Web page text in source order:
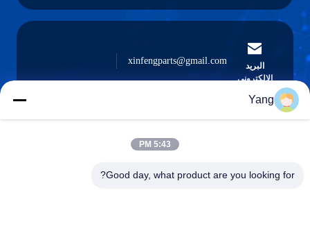
البريد
الإلكتروني
xinfengparts@gmail.com
0086-189-9844-3486
Yang
5:43 PM
Good day, what product are you looking for?